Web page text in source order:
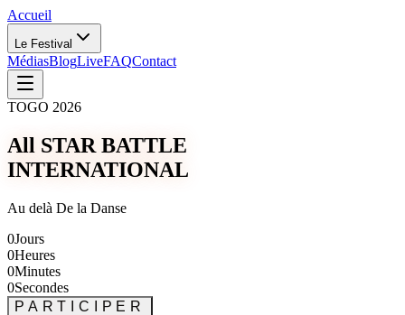
Accueil
Le Festival
MédiasBlogLiveFAQContact
TOGO 2026
All STAR BATTLE
INTERNATIONAL
Au delà De la Danse
0Jours
0Heures
0Minutes
0Secondes
PARTICIPER